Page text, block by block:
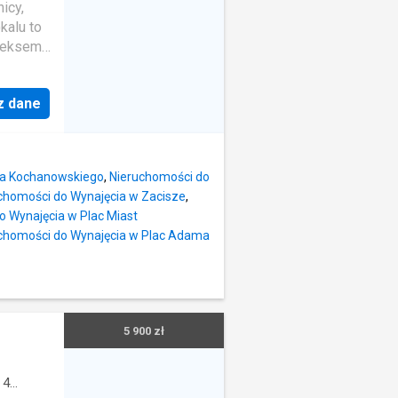
do
za
to
to
na
dane
Kochanowskiego, Nieruchomości do
do Wynajęcia w Zacisze,
Wynajęcia w Plac Miast
do Wynajęcia w Plac Adama
4
5 900 zł